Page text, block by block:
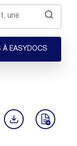
À EASYDOCS